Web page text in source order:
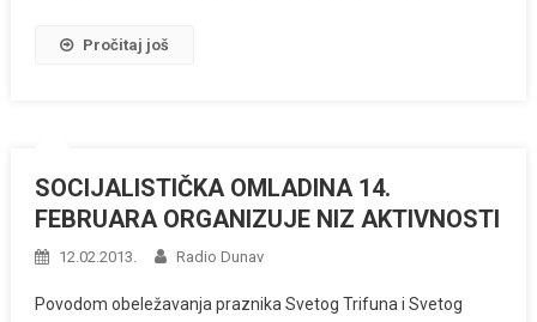
Pročitaj još
SOCIJALISTIČKA OMLADINA 14.
FEBRUARA ORGANIZUJE NIZ AKTIVNOSTI
12.02.2013. Radio Dunav
Povodom obeležavanja praznika Svetog Trifuna i Svetog